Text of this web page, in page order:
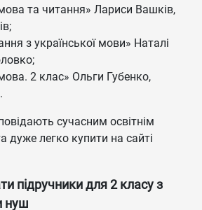
та читання» Лариси Вашків,
з української мови» Наталі
2 клас» Ольги Губенко,
сучасним освітнім
дуже легко купити на сайті
підручники для 2 класу з
нуш